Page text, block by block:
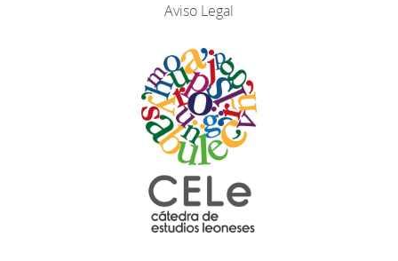
Aviso Legal